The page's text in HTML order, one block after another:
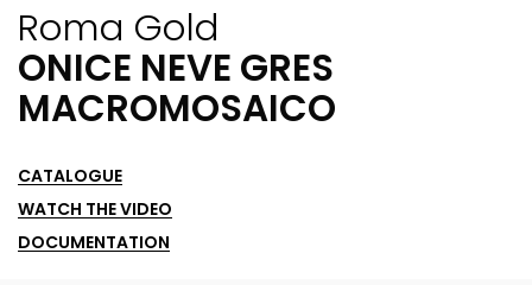
Roma Gold
ONICE NEVE GRES
MACROMOSAICO
CATALOGUE
WATCH THE VIDEO
DOCUMENTATION